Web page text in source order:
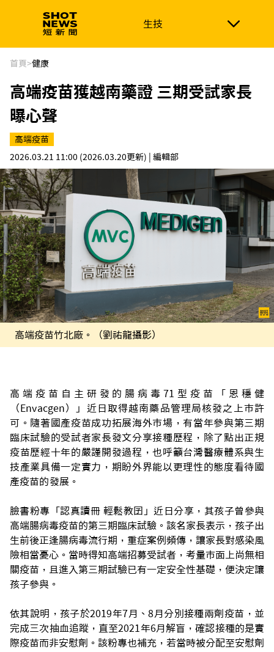
生技
生技 政治
新南向 體育
首頁>健康
高端疫苗獲越南藥證 三期受試家長
曝心聲
高端疫苗
2026.03.21 11:00 (2026.03.20更新) | 編輯部
高端疫苗竹北廠。（劉祐龍攝影）
高端疫苗自主研發的腸病毒71型疫苗「恩穩健
（Envacgen）」近日取得越南藥品管理局核發之上市許
可。隨著國產疫苗成功拓展海外市場，有當年參與第三期
臨床試驗的受試者家長發文分享接種歷程，除了點出正規
疫苗歷經十年的嚴謹開發過程，也呼籲台灣醫療體系與生
技產業具備一定實力，期盼外界能以更理性的態度看待國
產疫苗的發展。
臉書粉專「認真讀冊 輕鬆教囝」近日分享，其孩子曾參與
高端腸病毒疫苗的第三期臨床試驗。該名家長表示，孩子出
生前後正逢腸病毒流行期，重症案例頻傳，讓家長對感染風
險相當憂心。當時得知高端招募受試者，考量市面上尚無相
關疫苗，且進入第三期試驗已有一定安全性基礎，便決定讓
孩子參與。
依其說明，孩子於2019年7月、8月分別接種兩劑疫苗，並
完成三次抽血追蹤，直至2021年6月解盲，確認接種的是實
際疫苗而非安慰劑。該粉專也補充，若當時被分配至安慰劑